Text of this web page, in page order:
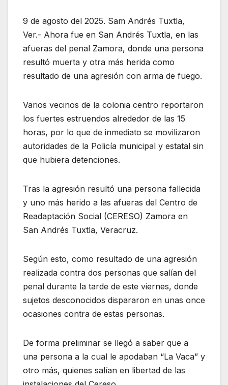
9 de agosto del 2025. Sam Andrés Tuxtla,
Ver.- Ahora fue en San Andrés Tuxtla, en las
afueras del penal Zamora, donde una persona
resultó muerta y otra más herida como
resultado de una agresión con arma de fuego.
Varios vecinos de la colonia centro reportaron
los fuertes estruendos alrededor de las 15
horas, por lo que de inmediato se movilizaron
autoridades de la Policía municipal y estatal sin
que hubiera detenciones.
Tras la agresión resultó una persona fallecida
y uno más herido a las afueras del Centro de
Readaptación Social (CERESO) Zamora en
San Andrés Tuxtla, Veracruz.
Según esto, como resultado de una agresión
realizada contra dos personas que salían del
penal durante la tarde de este viernes, donde
sujetos desconocidos dispararon en unas once
ocasiones contra de estas personas.
De forma preliminar se llegó a saber que a
una persona a la cual le apodaban “La Vaca” y
otro más, quienes salían en libertad de las